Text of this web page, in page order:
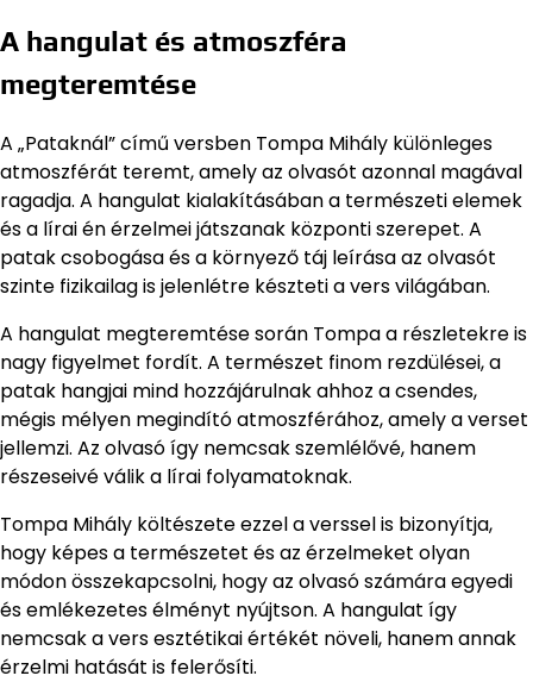
A hangulat és atmoszféra
megteremtése
A „Pataknál” című versben Tompa Mihály különleges
atmoszférát teremt, amely az olvasót azonnal magával
ragadja. A hangulat kialakításában a természeti elemek
és a lírai én érzelmei játszanak központi szerepet. A
patak csobogása és a környező táj leírása az olvasót
szinte fizikailag is jelenlétre készteti a vers világában.
A hangulat megteremtése során Tompa a részletekre is
nagy figyelmet fordít. A természet finom rezdülései, a
patak hangjai mind hozzájárulnak ahhoz a csendes,
mégis mélyen megindító atmoszférához, amely a verset
jellemzi. Az olvasó így nemcsak szemlélővé, hanem
részeseivé válik a lírai folyamatoknak.
Tompa Mihály költészete ezzel a verssel is bizonyítja,
hogy képes a természetet és az érzelmeket olyan
módon összekapcsolni, hogy az olvasó számára egyedi
és emlékezetes élményt nyújtson. A hangulat így
nemcsak a vers esztétikai értékét növeli, hanem annak
érzelmi hatását is felerősíti.